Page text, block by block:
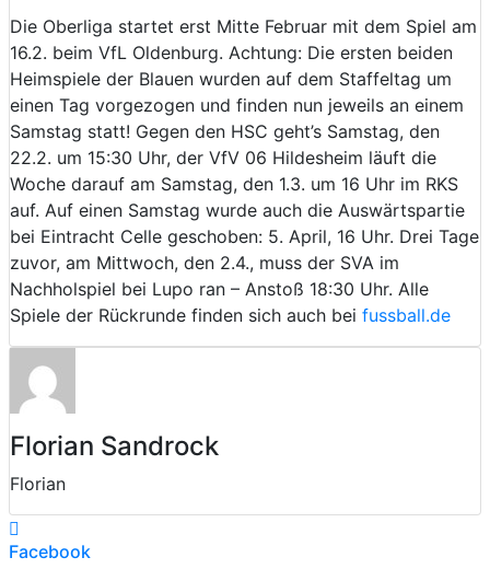
Die Oberliga startet erst Mitte Februar mit dem Spiel am
16.2. beim VfL Oldenburg. Achtung: Die ersten beiden
Heimspiele der Blauen wurden auf dem Staffeltag um
einen Tag vorgezogen und finden nun jeweils an einem
Samstag statt! Gegen den HSC geht’s Samstag, den
22.2. um 15:30 Uhr, der VfV 06 Hildesheim läuft die
Woche darauf am Samstag, den 1.3. um 16 Uhr im RKS
auf. Auf einen Samstag wurde auch die Auswärtspartie
bei Eintracht Celle geschoben: 5. April, 16 Uhr. Drei Tage
zuvor, am Mittwoch, den 2.4., muss der SVA im
Nachholspiel bei Lupo ran – Anstoß 18:30 Uhr. Alle
Spiele der Rückrunde finden sich auch bei fussball.de
Florian Sandrock
Florian
Facebook